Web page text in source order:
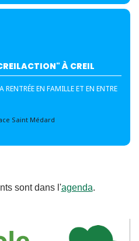
À CREIL
RENTRÉE EN FAMILLE ET EN ENTRE
Saint Médard
sont dans l'agenda.